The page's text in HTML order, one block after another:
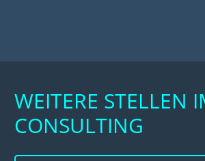
WEITERE STELLEN
CONSULTING